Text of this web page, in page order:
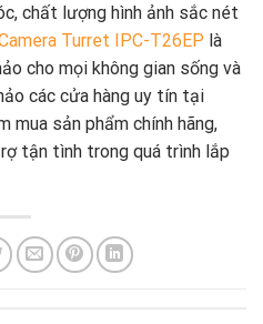
chất lượng hình ảnh sắc nét
Turret IPC-T26EP là
cho mọi không gian sống và
các cửa hàng uy tín tại
mua sản phẩm chính hãng,
tận tình trong quá trình lắp